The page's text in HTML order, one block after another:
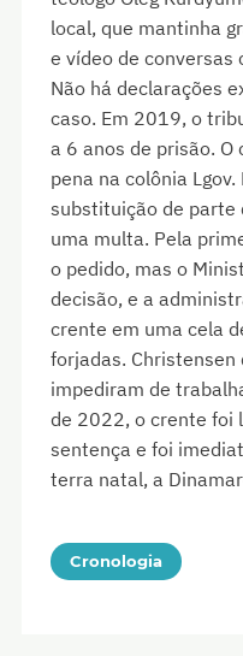
local, que mantinha
e vídeo de conversas
Não há declarações
caso. Em 2019, o
a 6 anos de prisão.
pena na colônia
substituição de parte
uma multa. Pela
o pedido, mas o
decisão, e a
crente em uma cela
forjadas. Christensen
impediram de
de 2022, o crente foi
sentença e foi
terra natal, a
Cronologia